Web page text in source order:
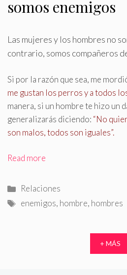
somos enemigos
Las mujeres y los hombres no
contrario, somos compañeros
Si por la razón que sea, me
me gustan los perros y a todos
manera, si un hombre te hizo un
generalizarás diciendo: “No
son malos, todos son iguales”.
Read more
Categorías
Relaciones
Etiquetas
enemigos, hombre, hombres
+ MÁS